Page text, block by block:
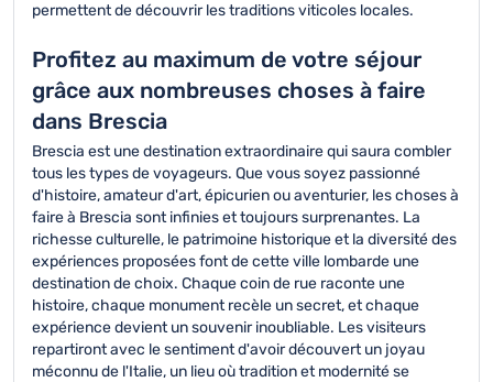
permettent de découvrir les traditions viticoles locales.
Profitez au maximum de votre séjour
grâce aux nombreuses choses à faire
dans Brescia
Brescia est une destination extraordinaire qui saura combler
tous les types de voyageurs. Que vous soyez passionné
d'histoire, amateur d'art, épicurien ou aventurier, les choses à
faire à Brescia sont infinies et toujours surprenantes. La
richesse culturelle, le patrimoine historique et la diversité des
expériences proposées font de cette ville lombarde une
destination de choix. Chaque coin de rue raconte une
histoire, chaque monument recèle un secret, et chaque
expérience devient un souvenir inoubliable. Les visiteurs
repartiront avec le sentiment d'avoir découvert un joyau
méconnu de l'Italie, un lieu où tradition et modernité se